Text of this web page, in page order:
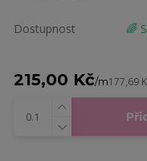
Dostupnost 🌈
215,00 Kč/m177,69